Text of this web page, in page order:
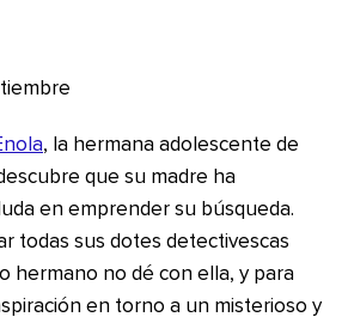
, la hermana adolescente de
que su madre ha
en emprender su búsqueda.
todas sus dotes detectivescas
hermano no dé con ella, y para
en torno a un misterioso y